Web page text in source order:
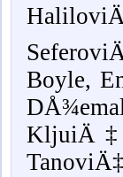
Boyle,